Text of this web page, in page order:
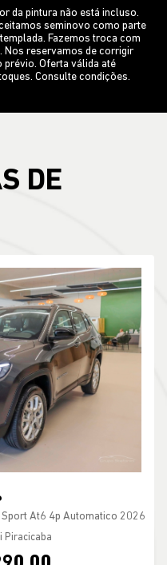
da pintura não está incluso.
seminovo como parte
Fazemos troca com
Nos reservamos de corrigir
Oferta válida até
Consulte condições.
DE
At6 4p Automatico 2026
Piracicaba